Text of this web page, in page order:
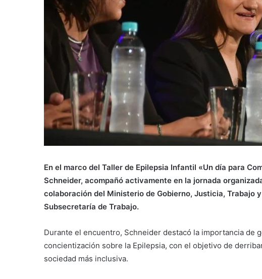
En el marco del Taller de Epilepsia Infantil «Un día para
Schneider, acompañó activamente en la jornada
colaboración del Ministerio de Gobierno, Justicia, Trabajo
Subsecretaría de Trabajo.
Durante el encuentro, Schneider destacó la importancia de
concientización sobre la Epilepsia, con el objetivo de
sociedad más inclusiva.